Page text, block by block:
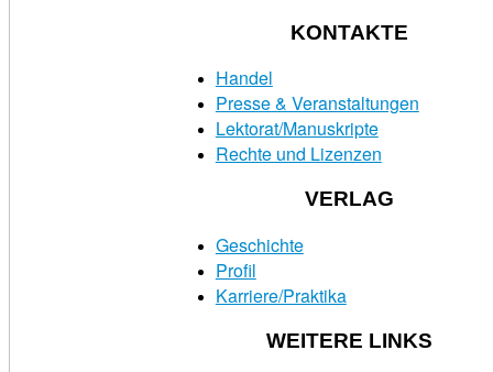
KONTAKTE
Handel
Presse & Veranstaltungen
Lektorat/Manuskripte
Rechte und Lizenzen
VERLAG
Geschichte
Profil
Karriere/Praktika
WEITERE LINKS